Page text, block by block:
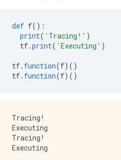
def f():
print( 'Tracing!' )
tf.print( 'Executing' )
tf. function(f)()
tf. function(f)()
Tracing!
Executing
Tracing!